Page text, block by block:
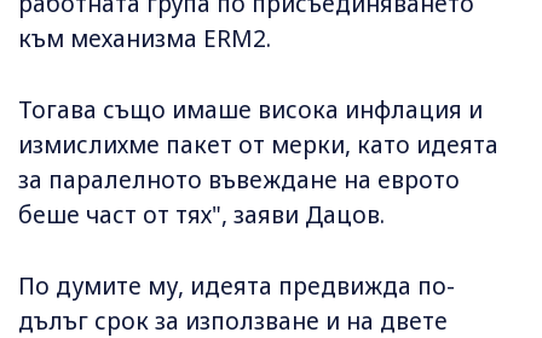
към механизма ERM2.
Тогава също имаше висока инфлация и
измислихме пакет от мерки, като идеята
за паралелното въвеждане на еврото
беше част от тях", заяви Дацов.
По думите му, идеята предвижда по-
дълъг срок за използване и на двете